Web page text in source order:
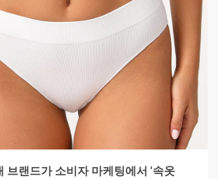
브랜드가 소비자 마케팅에서 '속옷